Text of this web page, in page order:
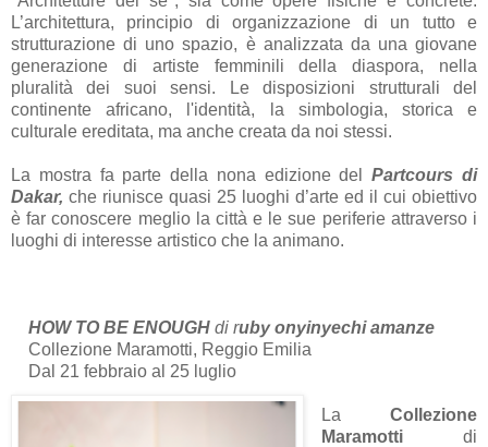
L’architettura, principio di organizzazione di un tutto e
strutturazione di uno spazio, è analizzata da una giovane
generazione di artiste femminili della diaspora, nella
pluralità dei suoi sensi. Le disposizioni strutturali del
continente africano, l'identità, la simbologia, storica e
culturale ereditata, ma anche creata da noi stessi.
La mostra fa parte della nona edizione delPartcours di
Dakar, che riunisce quasi 25 luoghi d’arte ed il cui obiettivo
è far conoscere meglio la città e le sue periferie attraverso i
luoghi di interesse artistico che la animano.
HOW TO BE ENOUGHdi ruby onyinyechi amanze
Collezione Maramotti, Reggio Emilia
Dal 21 febbraio al 25 luglio
La Collezione
Maramottidi